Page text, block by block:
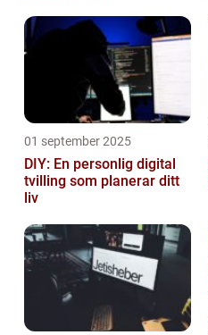
01 september 2025
DIY: En personlig digital
tvilling som planerar ditt
liv